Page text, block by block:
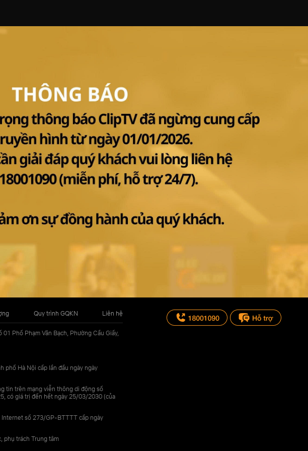
Quy trình GQKN Liên hệ
Phố Phạm Văn Bạch, Phường Cầu Giấy,
phố Hà Nội cấp lần đầu ngày ngày
tin trên mạng viễn thông di động số
có giá trị đến hết ngày 25/03/2030 (của
Internet số 273/GP-BTTTT cấp ngày
phụ trách Trung tâm